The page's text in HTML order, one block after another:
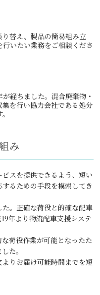
替え、製品の簡易組み立
いたい業務をご相談くださ
経ちました。混合廃棄物・
を行い協力会社である処分
み
スを提供できるよう、短い
るための手段を模索してき
。正確な荷役と的確な配車
年より物流配車支援システ
荷役作業が可能となったた
た。
りお届け可能時間までを短